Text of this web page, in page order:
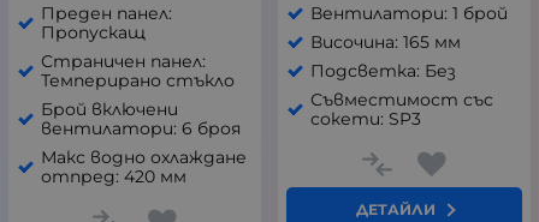
Преден панел:
Пропускащ
Страничен панел:
Темперирано стъкло
Брой включени
вентилатори: 6 броя
Макс водно охлаждане
отпред: 420 мм
Вентилатори: 1 брой
Височина: 165 мм
Подсветка: Без
Съвместимост със
сокети: SP3
ДЕТАЙЛИ